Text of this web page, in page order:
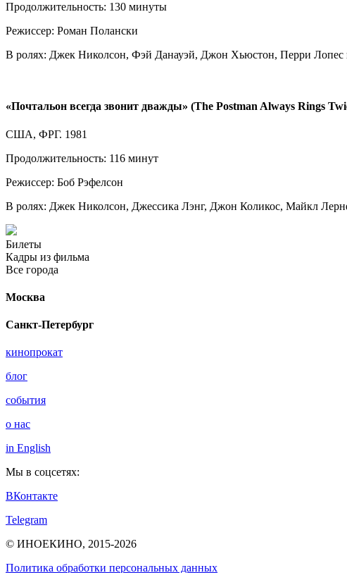
Продолжительность: 130 минуты
Режиссер: Роман Полански
В ролях: Джек Николсон, Фэй Данауэй, Джон Хьюстон, Перри Лопес
«Почтальон всегда звонит дважды» (The Postman Always Rings
США, ФРГ. 1981
Продолжительность: 116 минут
Режиссер: Боб Рэфелсон
В ролях: Джек Николсон, Джессика Лэнг, Джон Коликос, Майкл
Билеты
Кадры из фильма
Все города
Москва
Санкт-Петербург
кинопрокат
блог
события
о нас
in English
Мы в соцсетях:
ВКонтакте
Telegram
© ИНОЕКИНО, 2015-2026
Политика обработки персональных данных